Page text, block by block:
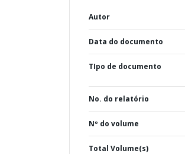
Autor
Data do documento
TIpo de documento
No. do relatório
Nº do volume
Total Volume(s)